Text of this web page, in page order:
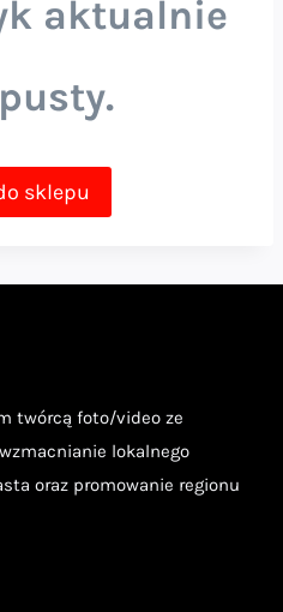
aktualnie
sklepu
twórcą foto/video ze
lokalnego
oraz promowanie regionu